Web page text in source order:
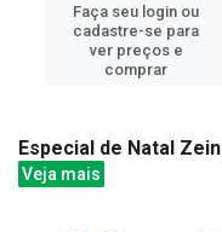
Faça seu login ou
cadastre-se para
ver preços e
comprar
Especial de Natal Zein
Veja mais